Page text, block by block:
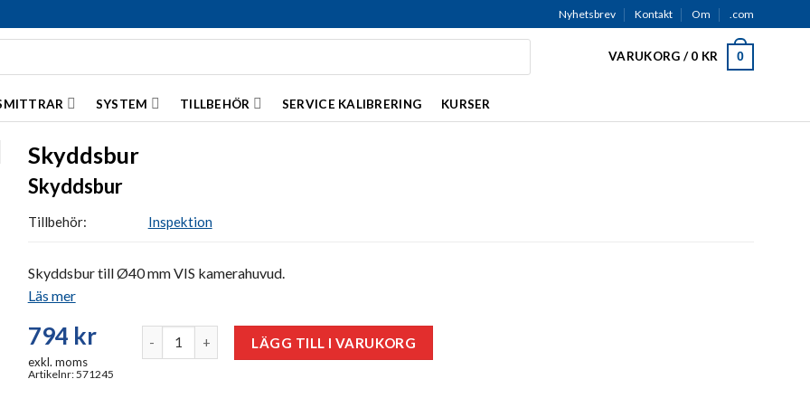
Nyhetsbrev Kontakt Om .com
VARUKORG /0 KR 0
SYSTEM TILLBEHÖR SERVICE KALIBRERING KURSER
Skyddsbur
Skyddsbur
Tillbehör: Inspektion
Skyddsbur till Ø40 mm VIS kamerahuvud.
Läs mer
794 kr
exkl. moms
LÄGG TILL I VARUKORG
Artikelnr: 571245